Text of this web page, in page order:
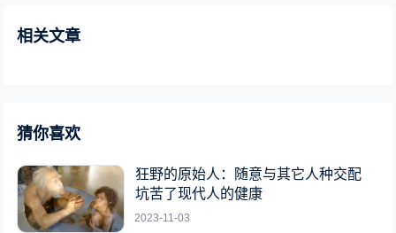
相关文章
猜你喜欢
狂野的原始人：随意与其它人种交配
坑苦了现代人的健康
2023-11-03